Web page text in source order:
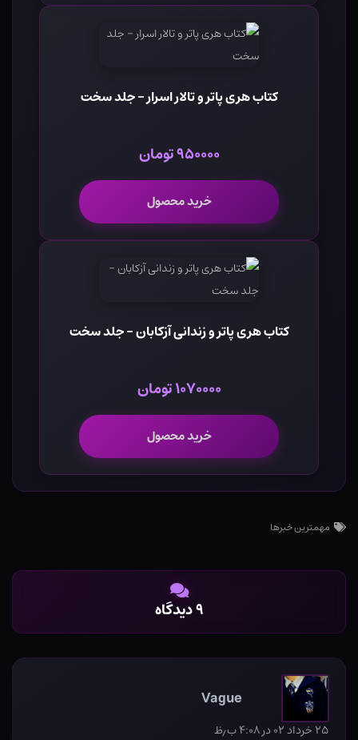
کتاب هری پاتر و تالار اسرار - جلد سخت
۹۵۰۰۰۰ تومان
خرید محصول
کتاب هری پاتر و زندانی آزکابان - جلد سخت
۱۰۷۰۰۰۰ تومان
خرید محصول
مهمترین خبرها
۹ دیدگاه
Vague
۲۵ خرداد ۰۲ در ۴:۰۸ ب٫ظ